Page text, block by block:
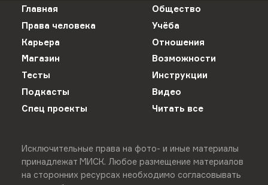
Главная
Общество
Права человека
Учёба
Карьера
Отношения
Магазин
Возможности
Тесты
Инструкции
Подкасты
Видео
Спец проекты
Читать все
Исключительные права на фото- и иные материалы
принадлежат МИСК. Любое размещение материалов
на сторонних ресурсах необходимо согласовывать